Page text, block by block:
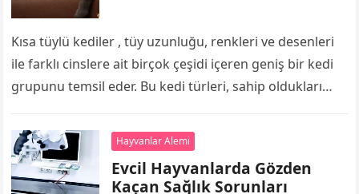
Kısa tüylü kediler , tüy uzunluğu, renkleri ve desenleri
ile farklı cinslere ait birçok çeşidi içeren geniş bir kedi
grupunu temsil eder. Bu kedi türleri, sahip oldukları…
Hayvanlar Alemi
Evcil Hayvanlarda Gözden
Kaçan Sağlık Sorunları